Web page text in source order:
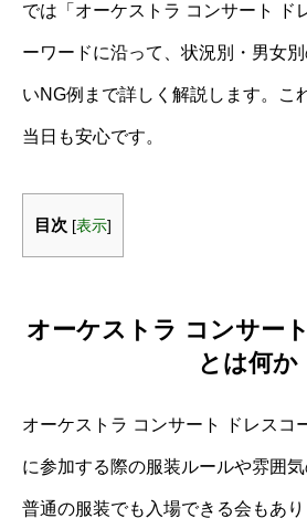
では「オーケストラ コンサート ド
ーワードに沿って、状況別・男女
いNG例まで詳しく解説します。こ
当日も安心です。
目次 [表示]
オーケストラ コンサー
とは何か
オーケストラ コンサート ドレスコ
に参加する際の服装ルールや雰囲気
普通の服装でも入場できる会もあ